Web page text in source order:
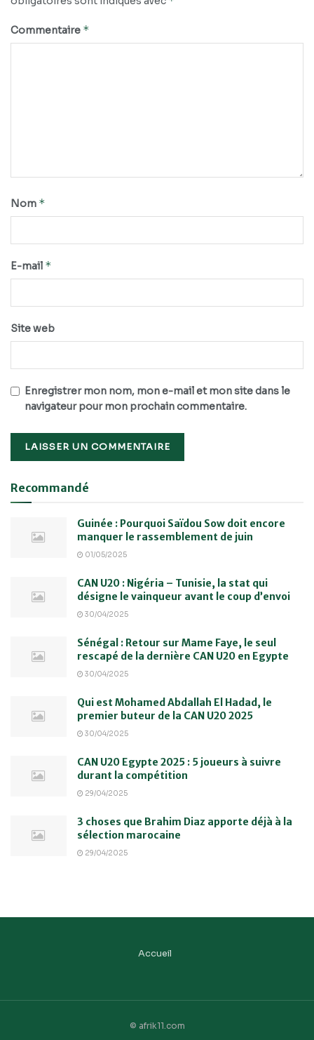
Commentaire *
Nom *
E-mail *
Site web
Enregistrer mon nom, mon e-mail et mon site dans le
navigateur pour mon prochain commentaire.
Recommandé
Guinée : Pourquoi Saïdou Sow doit encore
manquer le rassemblement de juin
01/05/2025
CAN U20 : Nigéria – Tunisie, la stat qui
désigne le vainqueur avant le coup d’envoi
30/04/2025
Sénégal : Retour sur Mame Faye, le seul
rescapé de la dernière CAN U20 en Egypte
30/04/2025
Qui est Mohamed Abdallah El Hadad, le
premier buteur de la CAN U20 2025
30/04/2025
CAN U20 Egypte 2025 : 5 joueurs à suivre
durant la compétition
29/04/2025
3 choses que Brahim Diaz apporte déjà à la
sélection marocaine
29/04/2025
Accueil
© afrik11.com